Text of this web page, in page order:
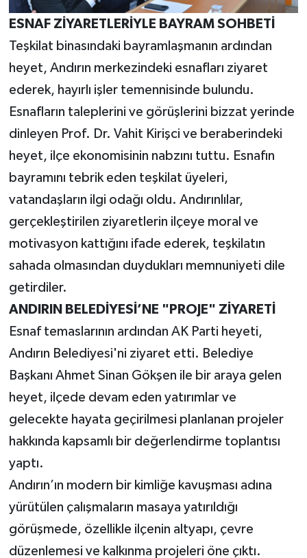
ESNAF ZİYARETLERİYLE BAYRAM SOHBETİ
Teşkilat binasındaki bayramlaşmanın ardından
heyet, Andırın merkezindeki esnafları ziyaret
ederek, hayırlı işler temennisinde bulundu.
Esnafların taleplerini ve görüşlerini bizzat yerinde
dinleyen Prof. Dr. Vahit Kirişci ve beraberindeki
heyet, ilçe ekonomisinin nabzını tuttu. Esnafın
bayramını tebrik eden teşkilat üyeleri,
vatandaşların ilgi odağı oldu. Andırınlılar,
gerçekleştirilen ziyaretlerin ilçeye moral ve
motivasyon kattığını ifade ederek, teşkilatın
sahada olmasından duydukları memnuniyeti dile
getirdiler.
ANDIRIN BELEDİYESİ’NE "PROJE" ZİYARETİ
Esnaf temaslarının ardından AK Parti heyeti,
Andırın Belediyesi'ni ziyaret etti. Belediye
Başkanı Ahmet Sinan Gökşen ile bir araya gelen
heyet, ilçede devam eden yatırımlar ve
gelecekte hayata geçirilmesi planlanan projeler
hakkında kapsamlı bir değerlendirme toplantısı
yaptı.
Andırın’ın modern bir kimliğe kavuşması adına
yürütülen çalışmaların masaya yatırıldığı
görüşmede, özellikle ilçenin altyapı, çevre
düzenlemesi ve kalkınma projeleri öne çıktı.